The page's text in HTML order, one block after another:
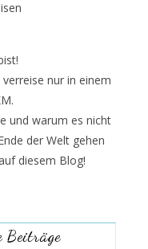
nur in einem
und warum es nicht
der Welt gehen
diesem Blog!
Beiträge